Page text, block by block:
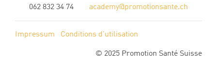
062 832 34 74
academy@promotionsante.ch
Impressum Conditions d'utilisation
© 2025 Promotion Santé Suisse